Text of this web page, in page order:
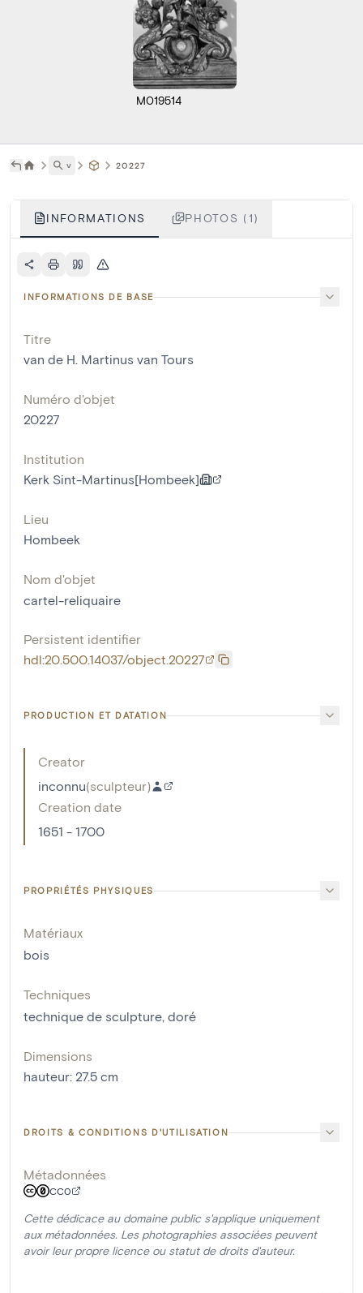
M019514
˅ 20227
INFORMATIONS PHOTOS (1)
INFORMATIONS DE BASE
Titre
van de H. Martinus van Tours
Numéro d'objet
20227
Institution
Kerk Sint-Martinus[Hombeek]
Lieu
Hombeek
Nom d'objet
cartel-reliquaire
Persistent identifier
hdl:20.500.14037/object.20227
PRODUCTION ET DATATION
Creator
inconnu(sculpteur)
Creation date
1651 - 1700
PROPRIÉTÉS PHYSIQUES
Matériaux
bois
Techniques
technique de sculpture, doré
Dimensions
hauteur: 27.5 cm
DROITS & CONDITIONS D'UTILISATION
Métadonnées
CC0
Cette dédicace au domaine public s'applique uniquement
aux métadonnées. Les photographies associées peuvent
avoir leur propre licence ou statut de droits d'auteur.